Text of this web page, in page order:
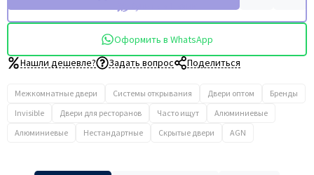
Оформить в WhatsApp
Нашли дешевле?
Задать вопрос Поделиться
Межкомнатные двери Системы открывания Двери оптом
Бренды
Invisible
Двери для ресторанов Часто ищут
Алюминиевые
Алюминиевые
Нестандартные Скрытые двери AGN